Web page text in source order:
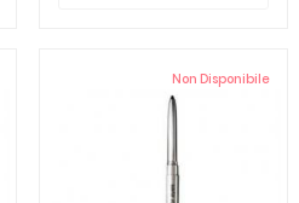
Non Disponibile